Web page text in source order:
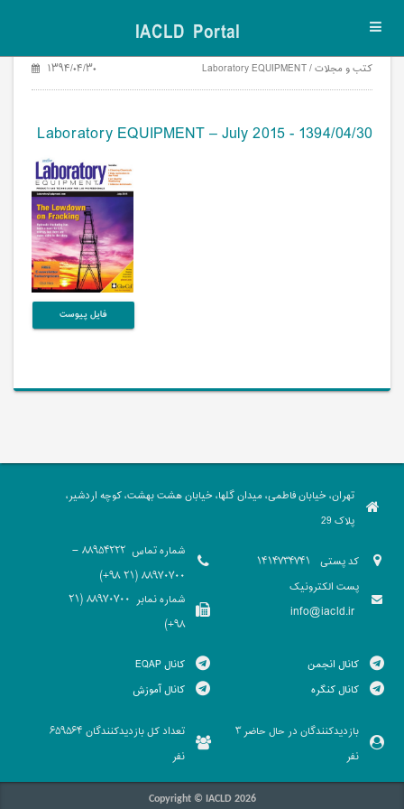
IACLD Portal
کتب و مجلات / Laboratory EQUIPMENT ۱۳۹۴/۰۴/۳۰
Laboratory EQUIPMENT – July 2015 - 1394/04/30
فایل پیوست
تهران، خیابان فاطمی، میدان گلها، خیابان هشت بهشت، کوچه اردشیر،
پلاک 29
کد پستی
پست الکترونیک
info@iacld.ir
شماره تماس
88954222 -
88970700 (21 98+)
شماره نمابر
88970700 (21
98+)
کانال انجمن
کانال کنگره
کانال EQAP
کانال آموزش
بازدیدکنندگان در حال حاضر3
نفر
تعداد کل بازدیدکنندگان 659564
نفر
Copyright © IACLD 2026